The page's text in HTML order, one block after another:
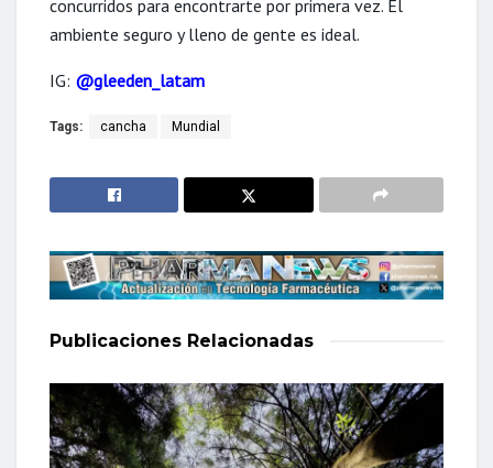
concurridos para encontrarte por primera vez. El
ambiente seguro y lleno de gente es ideal.
IG: @gleeden_latam
Tags: cancha Mundial
Publicaciones Relacionadas